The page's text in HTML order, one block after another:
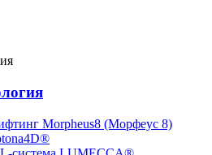
Morpheus8 (Морфеус 8)